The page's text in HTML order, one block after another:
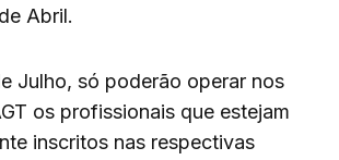
Abril.
Julho, só poderão operar nos
os profissionais que estejam
inscritos nas respectivas